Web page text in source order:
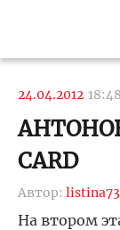
24.04.2012 18:48
CARD
Автор: listina73
На втором